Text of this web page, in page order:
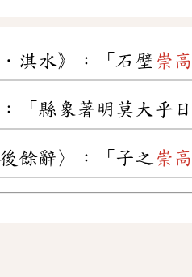
淇水》：「石壁 崇高
「縣象著明莫大乎日
餘辭〉：「子之 崇高